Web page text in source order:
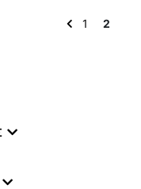
Σελίδα
Σελίδα
Προηγούμενο
Σελίδα
1 2